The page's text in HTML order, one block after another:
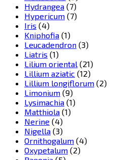
Hydrangea (7)
Hypericum (7)
Iris (4)
Kniphofia (1)
Leucadendron (3)
Liatris (1)
Lilium oriental (21)
Lillium aziatic (12)
Lillium longiflorum (2)
Limonium (9)
Lysimachia (1)
Matthiola (1)
Nerine (4)
Nigella (3)
Ornithogalum (4)
Oxypetalum (2)